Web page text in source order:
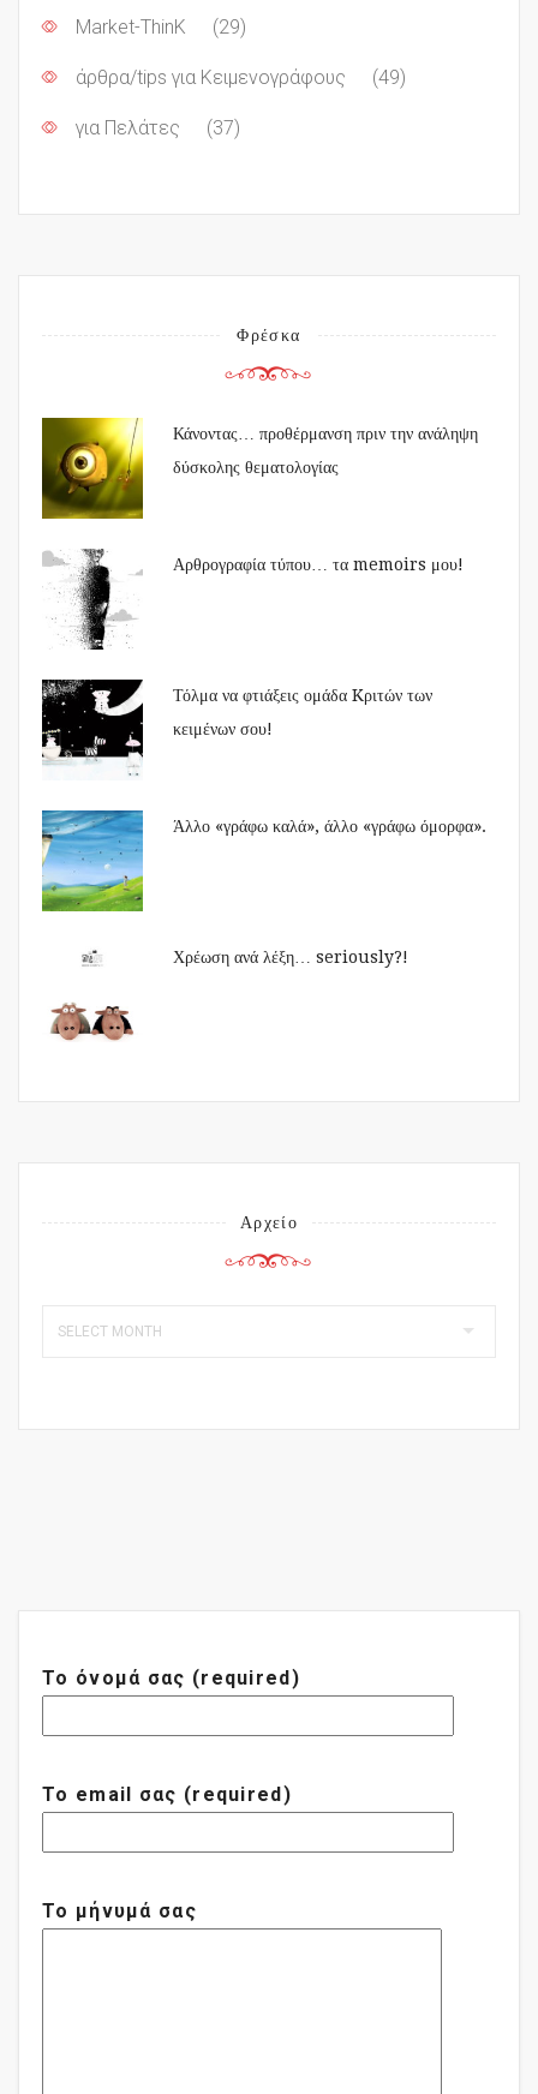
Market-ThinK (29)
άρθρα/tips για Κειμενογράφους (49)
για Πελάτες (37)
Φρέσκα
Κάνοντας… προθέρμανση πριν την ανάληψη
δύσκολης θεματολογίας
Αρθρογραφία τύπου… τα memoirs μου!
Τόλμα να φτιάξεις ομάδα Kριτών των
κειμένων σου!
Άλλο «γράφω καλά», άλλο «γράφω όμορφα».
Χρέωση ανά λέξη… seriously?!
Αρχείο
Το όνομά σας (required)
Το email σας (required)
Το μήνυμά σας